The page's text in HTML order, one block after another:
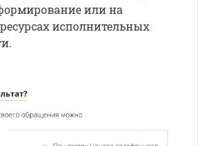
или на
исполнительных